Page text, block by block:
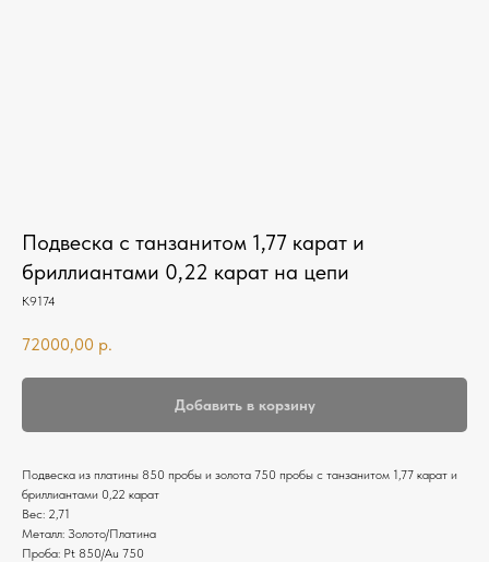
Подвеска с танзанитом 1,77 карат и
бриллиантами 0,22 карат на цепи
К9174
72000,00 р.
Добавить в корзину
Подвеска из платины 850 пробы и золота 750 пробы с танзанитом 1,77 карат и
бриллиантами 0,22 карат
Вес: 2,71
Металл: Золото/Платина
Проба: Pt 850/Au 750